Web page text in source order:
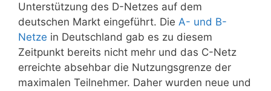
Unterstützung des D-Netzes auf dem
deutschen Markt eingeführt. Die A- und B-
Netze in Deutschland gab es zu diesem
Zeitpunkt bereits nicht mehr und das C-Netz
erreichte absehbar die Nutzungsgrenze der
maximalen Teilnehmer. Daher wurden neue und